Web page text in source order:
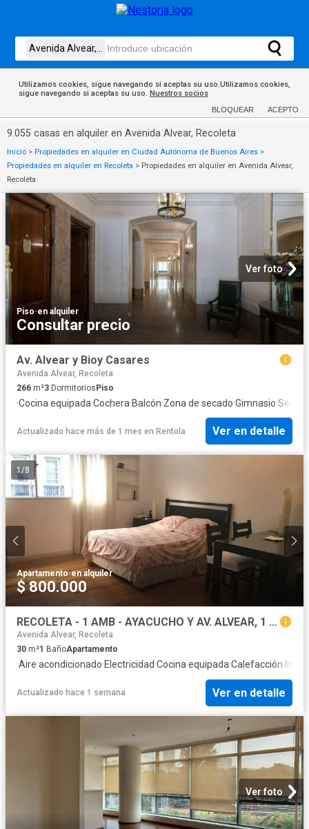
Utilizamos cookies, sigue navegando si aceptas su uso.Utilizamos cookies,
sigue navegando si aceptas su uso. Nuestros socios
BLOQUEAR ACEPTO
9.055 casas en alquiler en Avenida Alvear, Recoleta
Inicio > Propiedades en alquiler en Ciudad Autónoma de Buenos Aires >
Propiedades en alquiler en Recoleta > Propiedades en alquiler en Avenida Alvear,
Recoleta
Ver foto
Piso·en alquiler
Consultar precio
Av. Alvear y Bioy Casares
Avenida Alvear, Recoleta
266 m²3 DormitoriosPiso
·Cocina equipada·Cochera·Balcón·Zona de secado·Gimnasio·
Actualizado hace más de 1 mes en Rentola Ver en detalle
1/8
Apartamento·en alquiler
$ 800.000
RECOLETA - 1 AMB - AYACUCHO Y AV. ALVEAR, 1 AMB, 30 M2 (RAM)
Avenida Alvear, Recoleta
30 m²1 BañoApartamento
·Aire acondicionado·Electricidad·Cocina equipada·Calefacción·
Actualizado hace 1 semana Ver en detalle
Ver foto